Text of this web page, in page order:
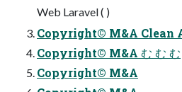
Web Laravel ( )
Copyright© M&A Clean
Copyright© M&A む む む
Copyright© M&A